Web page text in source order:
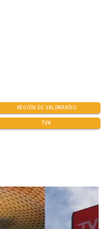
REGIÓN DE VALPARAÍSO
TVN